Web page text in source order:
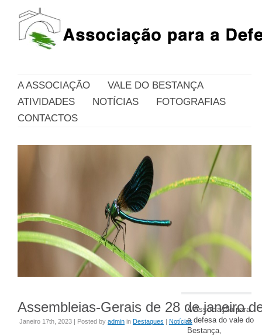
A ASSOCIAÇÃO
VALE DO BESTANÇA
ATIVIDADES
NOTÍCIAS
FOTOGRAFIAS
CONTACTOS
Assembleias-Gerais de 28 de janeiro
Janeiro 17th, 2023 | Posted by admin in Destaques | Notícias
A Associação para
a defesa do vale do
Bestança,